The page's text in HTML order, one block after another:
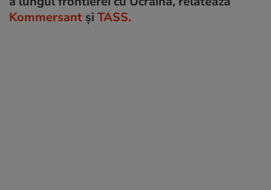
Kommersant și TASS.